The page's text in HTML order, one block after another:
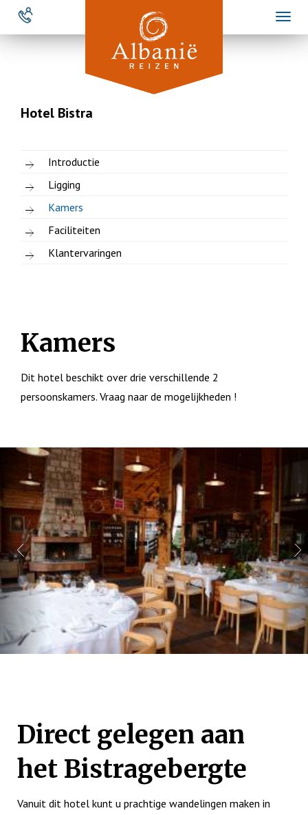
Overslaan
naar
Hotel Bistra
Introductie
Ligging
Kamers
Faciliteiten
Klantervaringen
Kamers
Dit hotel beschikt over drie verschillende 2
persoonskamers. Vraag naar de mogelijkheden !
Direct gelegen aan
het Bistragebergte
Vanuit dit hotel kunt u prachtige wandelingen maken in